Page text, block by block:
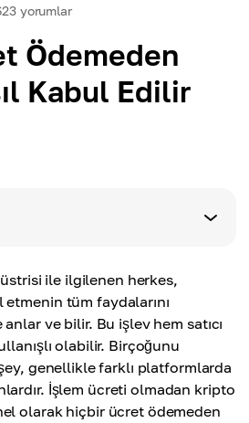
yorumlar
Ödemeden
Kabul Edilir
ile ilgilenen herkes,
tüm faydalarını
ve bilir. Bu işlev hem satıcı
olabilir. Birçoğunu
genellikle farklı platformlarda
İşlem ücreti olmadan kripto
olarak hiçbir ücret ödemeden